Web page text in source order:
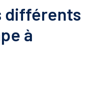
différents
à